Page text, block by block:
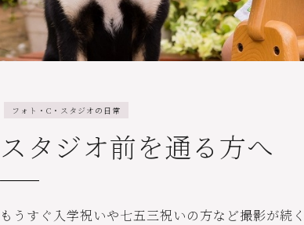
フォト・C・スタジオの日常
スタジオ前を通る方へ
もうすぐ入学祝いや七五三祝いの方など撮影が続